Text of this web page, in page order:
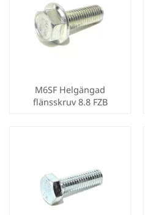
M6SF Helgängad
flänsskruv 8.8 FZB